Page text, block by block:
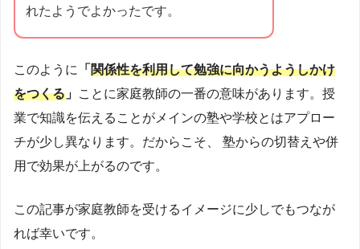
れたようでよかったです。
このように 「 関係性を利用して勉強に向かうようしかけ
をつくる 」 ことに家庭教師の一番の意味があります。授
業で知識を伝えることがメインの塾や学校とはアプロー
チが少し異なります。だからこそ、 塾からの切替えや併
用で効果が上がるのです。
この記事が家庭教師を受けるイメージに少しでもつなが
れば幸いです。